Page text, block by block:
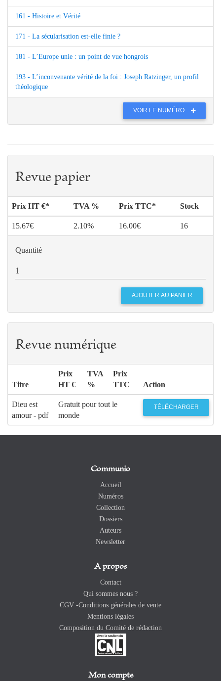
161 - Histoire et Vérité
171 - La sécularisation est-elle finie ?
181 - L’Europe unie : un point de vue hongrois
193 - L’inconvenante vérité de la foi : Joseph Ratzinger, un profil
théologique
VOIR LE NUMÉRO
Revue papier
Prix HT €* TVA % Prix TTC* Stock
15.67€ 2.10% 16.00€ 16
Quantité
Revue numérique
Titre
Prix
HT €
TVA
%
Prix
TTC
Action
Dieu est
amour - pdf
Gratuit pour tout le
monde
TÉLÉCHARGER
Communio
Accueil
Numéros
Collection
Dossiers
Auteurs
Newsletter
A propos
Contact
Qui sommes nous ?
CGV -Conditions générales de vente
Mentions légales
Composition du Comité de rédaction
Mon compte